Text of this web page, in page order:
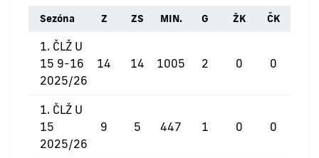
Sezóna Z ZS MIN. G ŽK ČK
1. ČLŽ U
15 9-16
2025/26
14 14 1005 2 0 0
1. ČLŽ U
15
2025/26
9 5 447 1 0 0